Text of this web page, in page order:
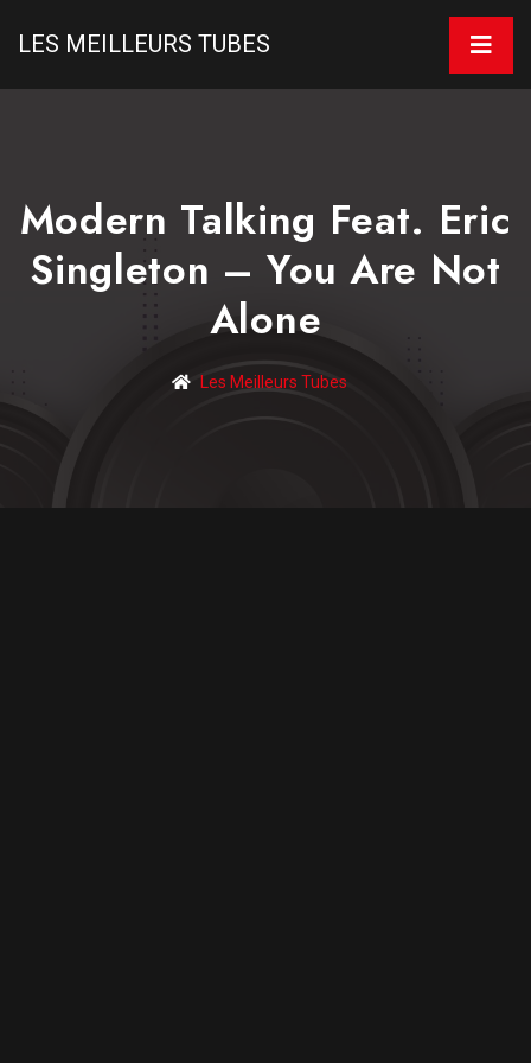
LES MEILLEURS TUBES
Modern Talking Feat. Eric
Singleton – You Are Not
Alone
Les Meilleurs Tubes